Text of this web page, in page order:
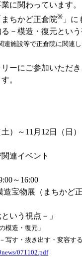
に関わっています。
ちかど正倉院※ 」
－模造・復元という
連した品や、調
ーにご参加いただ
。
～11月12日（日）
連イベント
～16:00
宝物展（まちかど正
う視点－」
造・復元」
・抜き出す・変容する
071102.pdf